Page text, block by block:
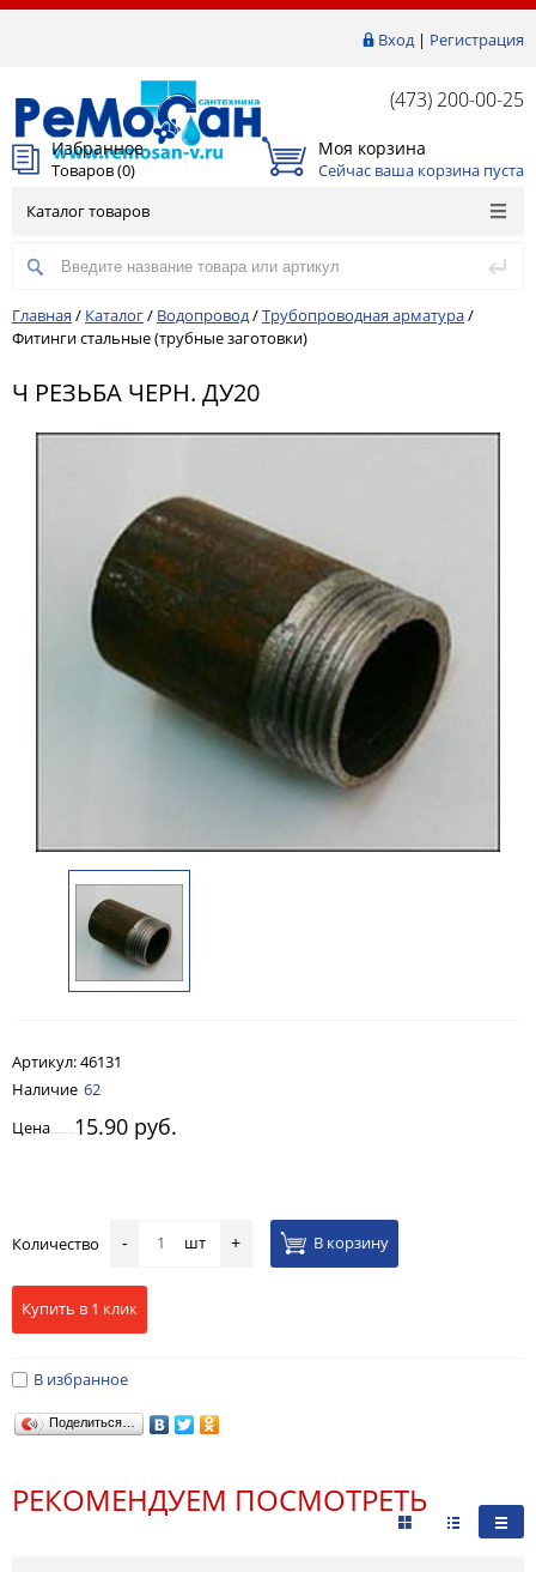
Вход| Регистрация
(473) 200-00-25
Избранное
Товаров (0)
Моя корзина
Сейчас ваша корзина пуста
Каталог товаров
Главная / Каталог/ Водопровод/Трубопроводная арматура/
Фитинги стальные (трубные заготовки)
Ч РЕЗЬБА ЧЕРН. ДУ20
Артикул:46131
Наличие 62
Цена
15.90 руб.
Количество - шт + В корзину
Купить в 1 клик
В избранное
Поделиться…
РЕКОМЕНДУЕМ ПОСМОТРЕТЬ